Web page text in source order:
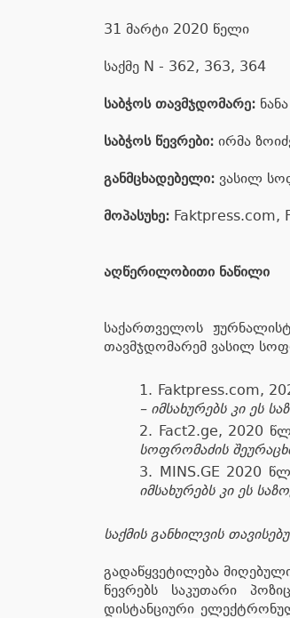
31 მარტი 2020 წელი
საქმე N - 362, 363, 364
საბჭოს თავმჯდომარე:
საბჭოს წევრები: ირმა
განმცხადებელი: ვასილ
მოპასუხე: Faktpress.com,
აღწერილობითი ნაწილი
საქართველოს
თავმჯდომარემ ვასილ
Faktpress.com,
– იმსახურებს კი ეს
Fact2.ge, 2020
სოფრომაძის
MINS.GE 2020
იმსახურებს კი ეს
საქმის განხილვის
გადაწყვეტილება
წევრებს საკუთარი
დისტანციური